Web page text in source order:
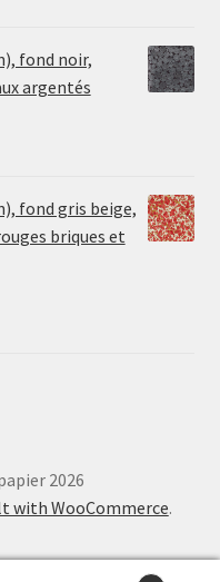
fond noir,
argentés
fond gris beige,
briques et
2026
with WooCommerce.